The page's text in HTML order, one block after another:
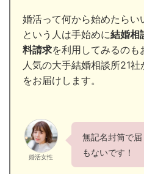
婚活って何から始めたら
という人は手始めに結婚相
料請求を利用してみるのも
人気の大手結婚相談所21
をお届けします。
婚活女性
無記名封筒で
もないです！